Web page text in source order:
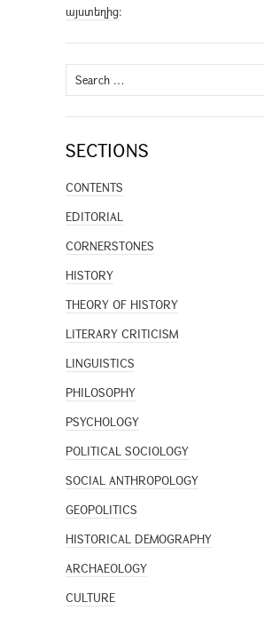
այստեղից։
Search
for:
SECTIONS
CONTENTS
EDITORIAL
CORNERSTONES
HISTORY
THEORY OF HISTORY
LITERARY CRITICISM
LINGUISTICS
PHILOSOPHY
PSYCHOLOGY
POLITICAL SOCIOLOGY
SOCIAL ANTHROPOLOGY
GEOPOLITICS
HISTORICAL DEMOGRAPHY
ARCHAEOLOGY
CULTURE